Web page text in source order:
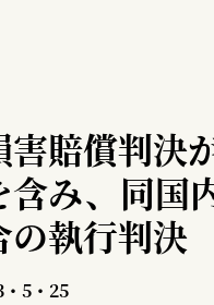
害賠償判決
含み、同国
の執行判決
5・25